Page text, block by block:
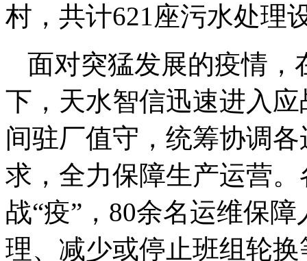
村，共计621座污水处理
面对突猛发展的疫情，
下，天水智信迅速进入
间驻厂值守，统筹协调
求，全力保障生产运营
战“疫”，80余名运维保
理、减少或停止班组轮